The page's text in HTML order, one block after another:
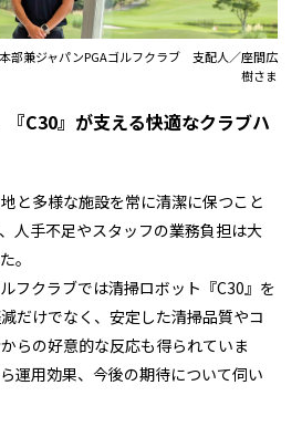
部兼ジャパンPGAゴルフクラブ 支配人／座間広
樹さま
C30』が支える快適なクラブハ
と多様な施設を常に清潔に保つこと
人手不足やスタッフの業務負担は大
。
フクラブでは清掃ロボット『C30』を
だけでなく、安定した清掃品質やコ
らの好意的な反応も得られていま
運用効果、今後の期待について伺い